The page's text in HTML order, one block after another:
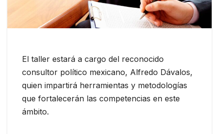
El taller estará a cargo del reconocido
consultor político mexicano, Alfredo Dávalos,
quien impartirá herramientas y metodologías
que fortalecerán las competencias en este
ámbito.